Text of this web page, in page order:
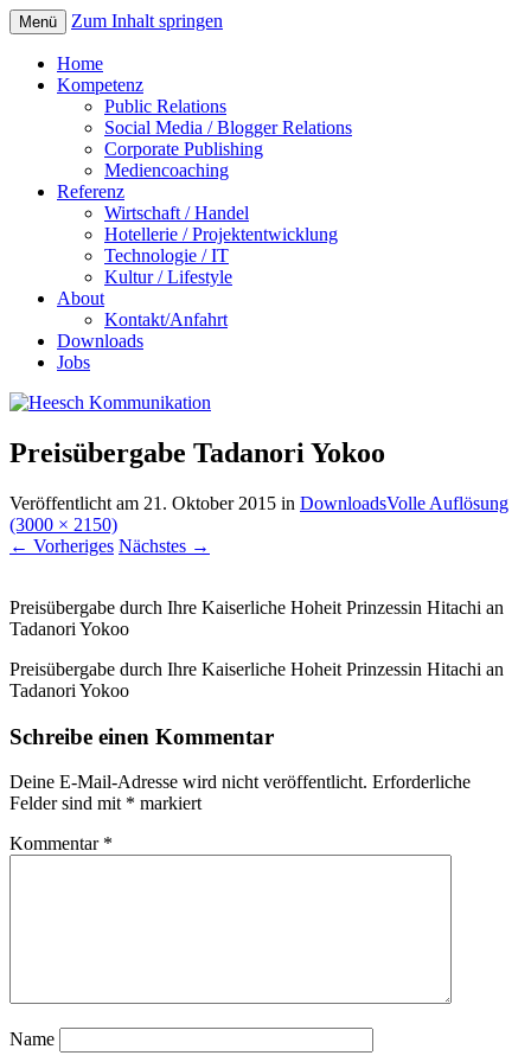
Menü Zum Inhalt springen
Home
Kompetenz
Public Relations
Social Media / Blogger Relations
Corporate Publishing
Mediencoaching
Referenz
Wirtschaft / Handel
Hotellerie / Projektentwicklung
Technologie / IT
Kultur / Lifestyle
About
Kontakt/Anfahrt
Downloads
Jobs
Preisübergabe Tadanori Yokoo
Veröffentlicht am 21. Oktober 2015 in DownloadsVolle Auflösung
(3000 × 2150)
← Vorheriges Nächstes →
Preisübergabe durch Ihre Kaiserliche Hoheit Prinzessin Hitachi an
Tadanori Yokoo
Preisübergabe durch Ihre Kaiserliche Hoheit Prinzessin Hitachi an
Tadanori Yokoo
Schreibe einen Kommentar
Deine E-Mail-Adresse wird nicht veröffentlicht. Erforderliche
Felder sind mit * markiert
Kommentar *
Name